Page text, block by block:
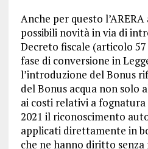
Anche per questo
possibili novità in via di
Decreto fiscale (articolo 57
fase di conversione in
l’introduzione del Bonus
del Bonus acqua non solo
ai costi relativi a
2021 il riconoscimento
applicati direttamente in
che ne hanno diritto